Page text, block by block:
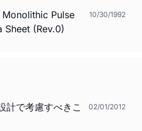
Pulse
(Rev.0)
10/30/1992
計で考慮すべきこ
02/01/2012